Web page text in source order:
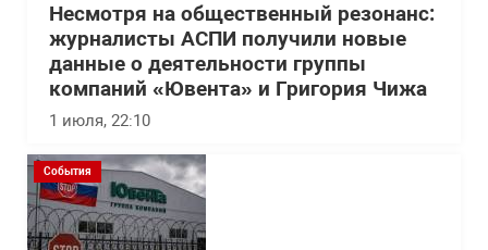
Несмотря на общественный резонанс:
журналисты АСПИ получили новые
данные о деятельности группы
компаний «Ювента» и Григория Чижа
1 июля, 22:10
События